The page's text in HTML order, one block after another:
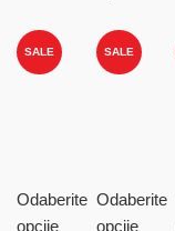
SALE
Odaberite
opcije
SALE
Odaberite
opcije